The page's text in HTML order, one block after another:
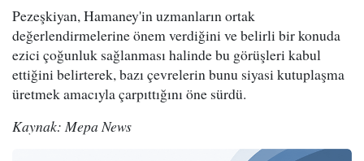
Pezeşkiyan, Hamaney'in uzmanların ortak
değerlendirmelerine önem verdiğini ve belirli bir konuda
ezici çoğunluk sağlanması halinde bu görüşleri kabul
ettiğini belirterek, bazı çevrelerin bunu siyasi kutuplaşma
üretmek amacıyla çarpıttığını öne sürdü.
Kaynak: Mepa News